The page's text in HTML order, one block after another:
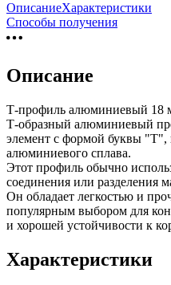
ОписаниеХарактеристики
Способы получения
Описание
Т-профиль алюминиевый 18
Т-образный алюминиевый
элемент с формой буквы "Т",
алюминиевого сплава.
Этот профиль обычно
соединения или разделения
Он обладает легкостью и
популярным выбором для
и хорошей устойчивости к
Характеристики